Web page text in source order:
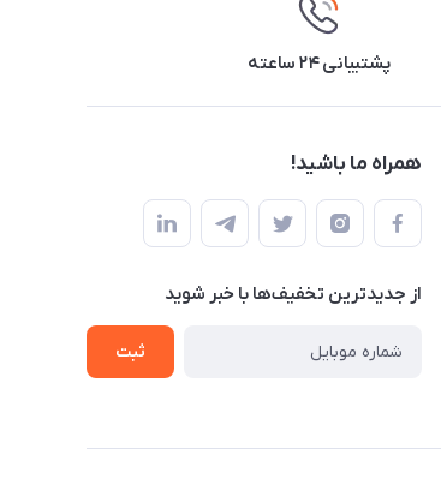
پشتیبانی ۲۴ ساعته
همراه ما باشید!
از جدید‌ترین تخفیف‌ها با‌ خبر شوید
ثبت